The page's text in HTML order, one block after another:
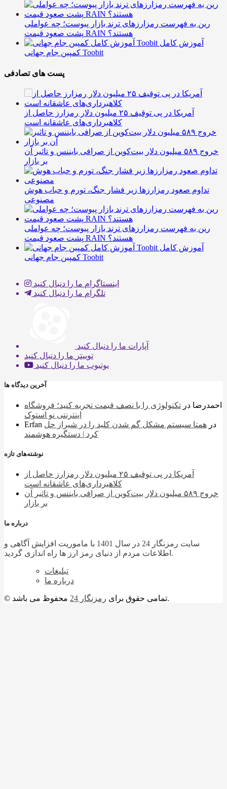
رین به فهرست رمزارزهای ترند بازار پیوست؛ چه عواملی
پشت صعود قیمت RAIN هستند؟
آموزش کامل
کمپین جام جهانی Toobit
پست های تصادفی
آمریکا در پی توقیف ۲۵ میلیون دلار رمزارز حاصل از
کلاهبرداری‌های عاشقانه است
خروج ۵۸۹ میلیون دلار بیت‌کوین از صرافی بایننس و تاثیر آن
بر بازار
تداوم صعود رمزارزها زیر فشار جنگ، تورم و حباب هوش
مصنوعی
رین به فهرست رمزارزهای ترند بازار پیوست؛ چه عواملی
پشت صعود قیمت RAIN هستند؟
آموزش کامل
کمپین جام جهانی Toobit
اینستاگرام ما را دنبال کنید
تلگرام ما را دنبال کنید
آپارات ما را دنبال کنید
توییتر ما را دنبال کنید
یوتیوب ما را دنبال کنید
آخرین دیدگاه ها
احمدرضا در تکنولوژی را با نصف قیمت تجربه کنید؛ فروشگاه
اینترنتی نو استوک
Erfan
در همتا سیستم مشکل گم شدن کلید را در شیراز حل
کرد | دستگیره هوشمند
نوشته‌های تازه
آمریکا در پی توقیف ۲۵ میلیون دلار رمزارز حاصل از
کلاهبرداری‌های عاشقانه است
خروج ۵۸۹ میلیون دلار بیت‌کوین از صرافی بایننس و تاثیر آن
بر بازار
درباره ما
سایت رمزنگار 24 در سال 1401 با ماموریت افزایش آگاهی و
اطلاعات مردم از دنیای رمز ارز ها راه اندازی گردید.
تبلیغات
درباره ما
© تمامی حقوق برای رمزنگار 24 محفوظ می باشد.